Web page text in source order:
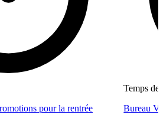
pour la rentrée
Temps de
Bureau